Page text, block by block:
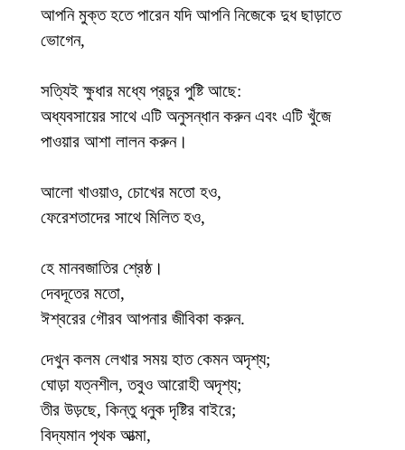
আপনি মুক্ত হতে পারেন যদি আপনি নিজেকে দুধ ছাড়াতে
ভোগেন,
সত্যিই ক্ষুধার মধ্যে প্রচুর পুষ্টি আছে:
অধ্যবসায়ের সাথে এটি অনুসন্ধান করুন এবং এটি খুঁজে
পাওয়ার আশা লালন করুন।
আলো খাওয়াও, চোখের মতো হও,
ফেরেশতাদের সাথে মিলিত হও,
হে মানবজাতির শ্রেষ্ঠ।
দেবদূতের মতো,
ঈশ্বরের গৌরব আপনার জীবিকা করুন.
দেখুন কলম লেখার সময় হাত কেমন অদৃশ্য;
ঘোড়া যত্নশীল, তবুও আরোহী অদৃশ্য;
তীর উড়ছে, কিন্তু ধনুক দৃষ্টির বাইরে;
বিদ্যমান পৃথক আত্মা,